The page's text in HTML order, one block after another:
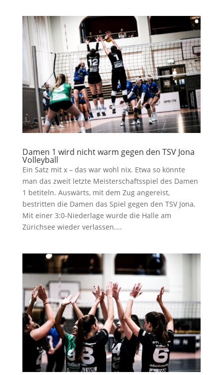
Damen 1 wird nicht warm gegen den TSV Jona
Volleyball
Ein Satz mit x – das war wohl nix. Etwa so könnte
man das zweit letzte Meisterschaftsspiel des Damen
1 betiteln. Auswärts, mit dem Zug angereist,
bestritten die Damen das Spiel gegen den TSV Jona.
Mit einer 3:0-Niederlage wurde die Halle am
Zürichsee wieder verlassen....